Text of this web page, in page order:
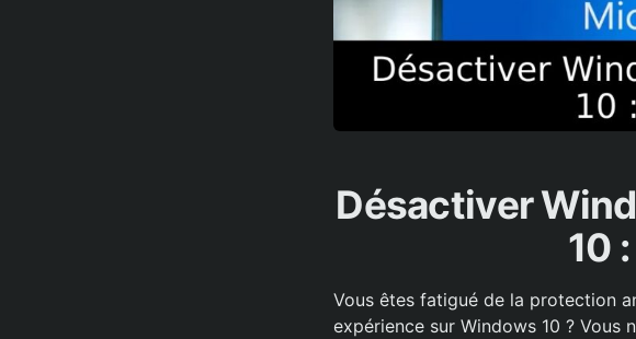
Désactiver
10
Vous êtes fatigué de la protection
expérience sur Windows 10 ? Vous